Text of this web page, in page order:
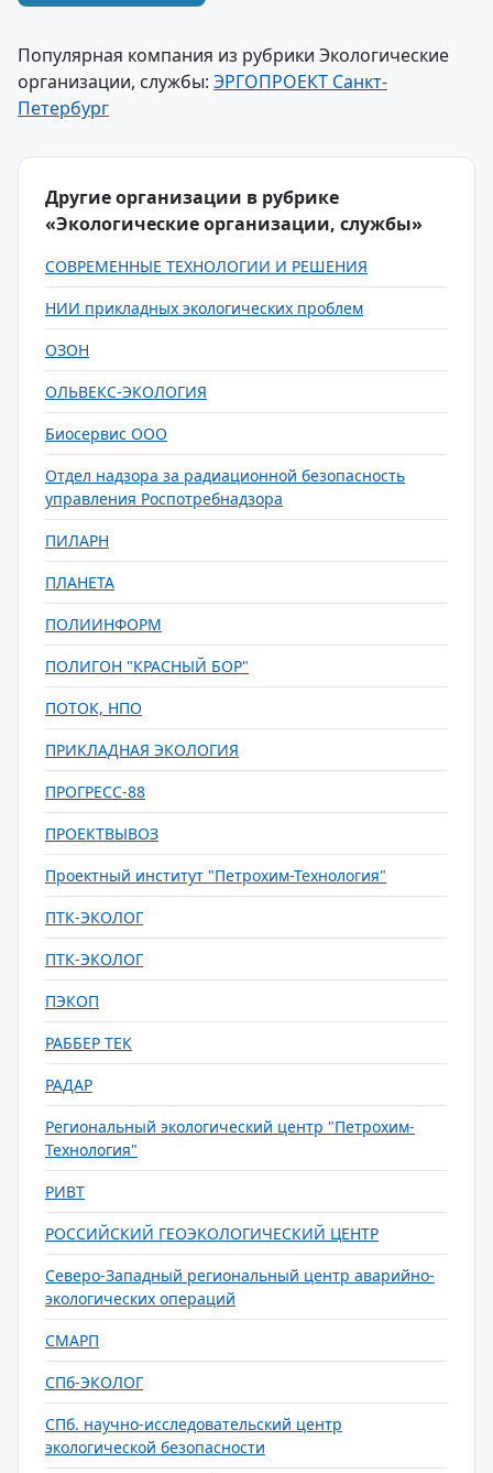
Популярная компания из рубрики Экологические
организации, службы: ЭРГОПРОЕКТ Санкт-
Петербург
Другие организации в рубрике
«Экологические организации, службы»
СОВРЕМЕННЫЕ ТЕХНОЛОГИИ И РЕШЕНИЯ
НИИ прикладных экологических проблем
ОЗОН
ОЛЬВЕКС-ЭКОЛОГИЯ
Биосервис ООО
Отдел надзора за радиационной безопасность
управления Роспотребнадзора
ПИЛАРН
ПЛАНЕТА
ПОЛИИНФОРМ
ПОЛИГОН "КРАСНЫЙ БОР"
ПОТОК, НПО
ПРИКЛАДНАЯ ЭКОЛОГИЯ
ПРОГРЕСС-88
ПРОЕКТВЫВОЗ
Проектный институт "Петрохим-Технология"
ПТК-ЭКОЛОГ
ПТК-ЭКОЛОГ
ПЭКОП
РАББЕР ТЕК
РАДАР
Региональный экологический центр "Петрохим-
Технология"
РИВТ
РОССИЙСКИЙ ГЕОЭКОЛОГИЧЕСКИЙ ЦЕНТР
Северо-Западный региональный центр аварийно-
экологических операций
СМАРП
СПб-ЭКОЛОГ
СПб. научно-исследовательский центр
экологической безопасности